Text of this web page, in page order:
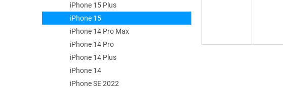
iPhone 15 Plus
iPhone 15
iPhone 14 Pro Max
iPhone 14 Pro
iPhone 14 Plus
iPhone 14
iPhone SE 2022